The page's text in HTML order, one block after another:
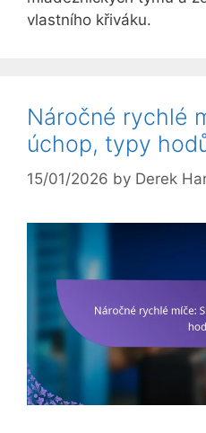
vlastního křiváku.
Náročné rychlé
úchop, typy
15/01/2026 by Derek